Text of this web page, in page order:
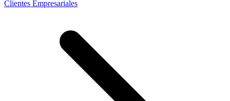
Clientes Empresariales